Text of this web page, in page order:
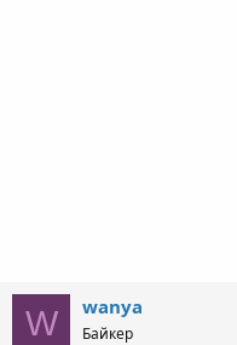
W wanya
Байкер